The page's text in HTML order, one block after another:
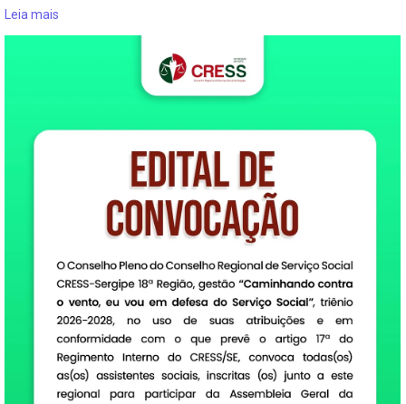
Leia mais